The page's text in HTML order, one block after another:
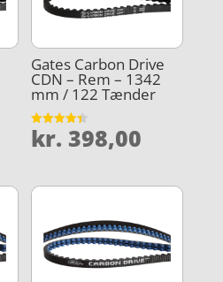
Gates Carbon Drive
CDN – Rem – 1342
mm / 122 Tænder
Vurderet
4.4
kr. 398,00